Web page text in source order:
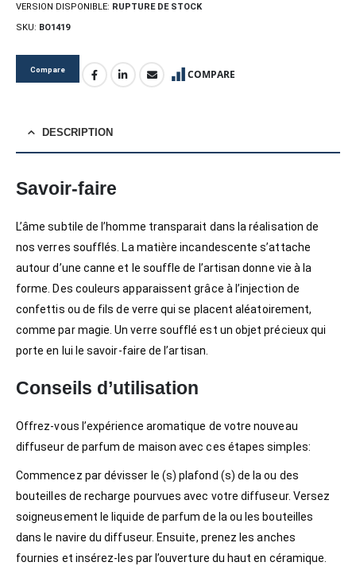
VERSION DISPONIBLE: RUPTURE DE STOCK
SKU: BO1419
Compare COMPARE
DESCRIPTION
Savoir-faire
L’âme subtile de l’homme transparait dans la réalisation de
nos verres soufflés. La matière incandescente s’attache
autour d’une canne et le souffle de l’artisan donne vie à la
forme. Des couleurs apparaissent grâce à l’injection de
confettis ou de fils de verre qui se placent aléatoirement,
comme par magie. Un verre soufflé est un objet précieux qui
porte en lui le savoir-faire de l’artisan.
Conseils d’utilisation
Offrez-vous l’expérience aromatique de votre nouveau
diffuseur de parfum de maison avec ces étapes simples:
Commencez par dévisser le (s) plafond (s) de la ou des
bouteilles de recharge pourvues avec votre diffuseur. Versez
soigneusement le liquide de parfum de la ou les bouteilles
dans le navire du diffuseur. Ensuite, prenez les anches
fournies et insérez-les par l’ouverture du haut en céramique.